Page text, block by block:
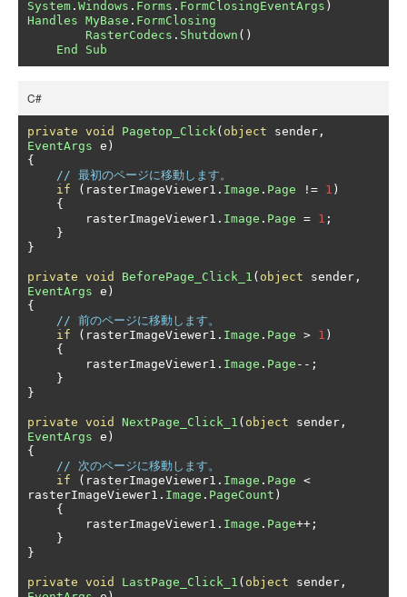
System . Windows . Forms . FormClosingEventArgs )
Handles MyBase . FormClosing
RasterCodecs . Shutdown ()
End
Sub
C#
private void Pagetop_Click ( object sender ,
EventArgs e )
{
// 最初のページに移動します。
if
( rasterImageViewer1 . Image . Page != 1 )
{
        rasterImageViewer1
. Image . Page = 1 ;
}
}
private void BeforePage_Click_1 ( object sender ,
EventArgs e )
{
// 前のページに移動します。
if
( rasterImageViewer1 . Image . Page > 1 )
{
        rasterImageViewer1
. Image . Page --;
}
}
private void NextPage_Click_1 ( object sender ,
EventArgs e )
{
// 次のページに移動します。
if
( rasterImageViewer1 . Image . Page <
rasterImageViewer1 . Image . PageCount )
{
        rasterImageViewer1
. Image . Page++;
}
}
private void LastPage_Click_1 ( object sender ,